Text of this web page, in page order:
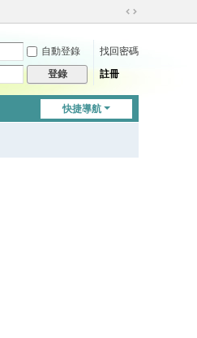
切
到
自動登錄
找回密碼
登錄 註冊
快捷導航